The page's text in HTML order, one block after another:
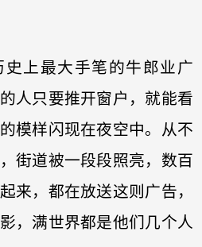
史上最大手笔的牛郎业广
人只要推开窗户，就能看
模样闪现在夜空中。从不
街道被一段段照亮，数百
来，都在放送这则广告，
，满世界都是他们几个人